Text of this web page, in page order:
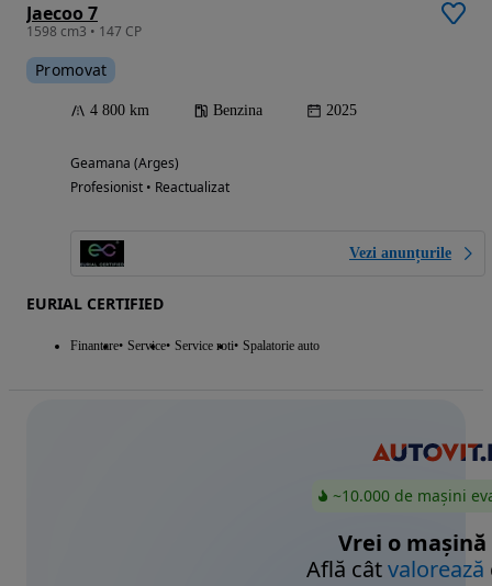
Jaecoo 7
1598 cm3 • 147 CP
Promovat
4 800 km Benzina 2025
Geamana (Arges)
Profesionist • Reactualizat
Vezi anunțurile
EURIAL CERTIFIED
Finantare Service Service roti Spalatorie auto
~10.000 de mașini
Vrei o mașină
Află câtvalorează